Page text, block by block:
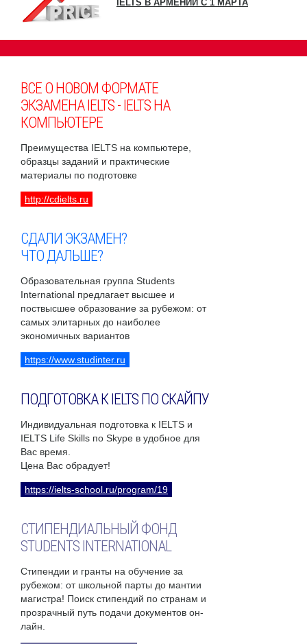
IELTS В АРМЕНИИ С 1 МАРТА
ВСЕ О НОВОМ ФОРМАТЕ
ЭКЗАМЕНА IELTS - IELTS НА
КОМПЬЮТЕРЕ
Преимущества IELTS на компьютере,
образцы заданий и практические
материалы по подготовке
http://cdielts.ru
СДАЛИ ЭКЗАМЕН?
ЧТО ДАЛЬШЕ?
Образовательная группа Students
International предлагает высшее и
поствысшее образование за рубежом: от
самых элитарных до наиболее
экономичных вариантов
https://www.studinter.ru
ПОДГОТОВКА К IELTS ПО СКАЙПУ
Индивидуальная подготовка к IELTS и
IELTS Life Skills по Skype в удобное для
Вас время.
Цена Вас обрадует!
https://ielts-school.ru/program/19
СТИПЕНДИАЛЬНЫЙ ФОНД
STUDENTS INTERNATIONAL
Стипендии и гранты на обучение за
рубежом: от школьной парты до мантии
магистра! Поиск стипендий по странам и
прозрачный путь подачи документов он-
лайн.